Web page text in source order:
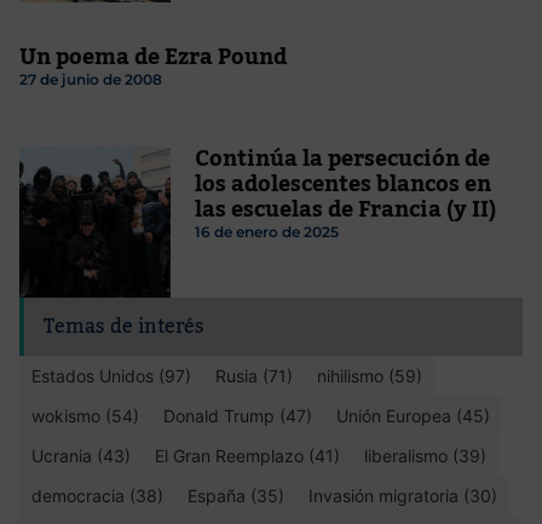
Un poema de Ezra Pound
27 de junio de 2008
Continúa la persecución de
los adolescentes blancos en
las escuelas de Francia (y II)
16 de enero de 2025
Temas de interés
Estados Unidos (97) Rusia (71)
nihilismo (59)
wokismo (54)
Donald Trump (47)
Unión Europea (45)
Ucrania (43)
El Gran Reemplazo (41)
liberalismo (39)
democracia (38)
España (35)
Invasión migratoria (30)